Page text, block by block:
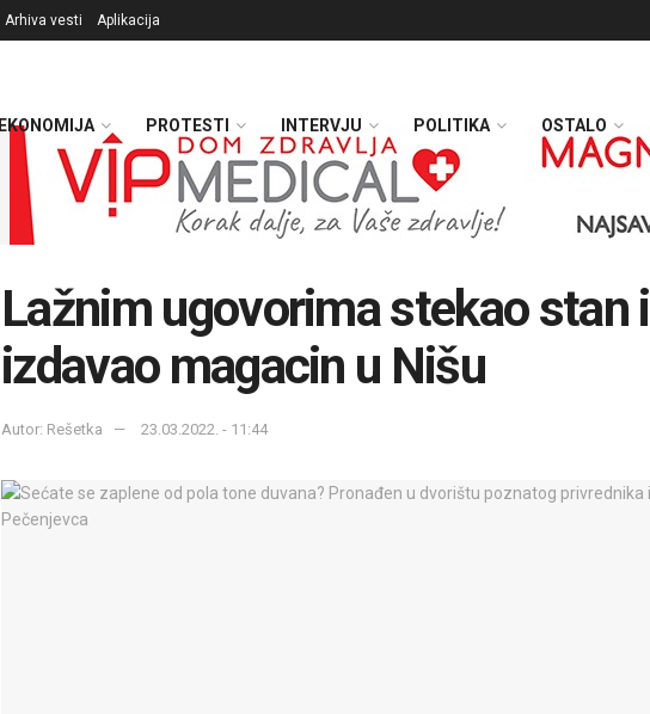
Arhiva vesti Aplikacija
EKONOMIJA PROTESTI INTERVJU POLITIKA OSTALO
Lažnim ugovorima stekao stan i
izdavao magacin u Nišu
Autor: Rešetka 23.03.2022. - 11:44